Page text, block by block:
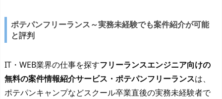
ポテパンフリーランス～実務未経験でも案件紹介が可能
と評判
IT・WEB業界の仕事を探すフリーランスエンジニア向けの
無料の案件情報紹介サービス・ポテパンフリーランスは、
ポテパンキャンプなどスクール卒業直後の実務未経験者で